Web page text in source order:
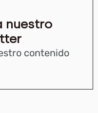
nuestro
contenido